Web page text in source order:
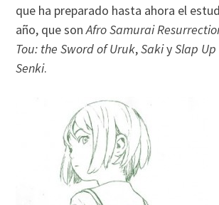
que ha preparado hasta ahora el
año, que sonAfro Samurai
Tou: the Sword of Uruk,SakiySlap
Senki.